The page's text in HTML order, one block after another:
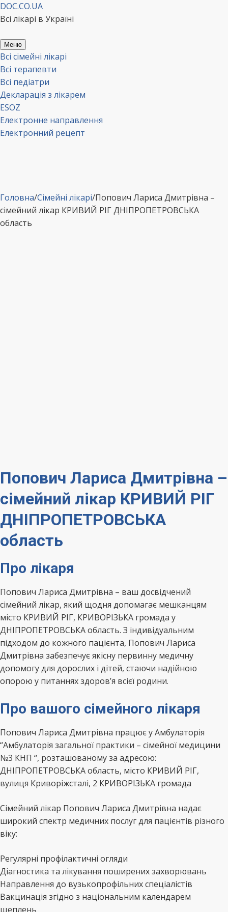
Перейти
до
DOC.CO.UA
Всі лікарі в Україні
Меню
Всі сімейні лікарі
Всі терапевти
Всі педіатри
Декларація з лікарем
ESOZ
Електронне направлення
Електронний рецепт
Головна/Сімейні лікарі/Попович Лариса Дмитрівна –
сімейний лікар КРИВИЙ РІГ ДНІПРОПЕТРОВСЬКА
область
Попович Лариса Дмитрівна –
сімейний лікар КРИВИЙ РІГ
ДНІПРОПЕТРОВСЬКА
область
Про лікаря
Попович Лариса Дмитрівна – ваш досвідчений
сімейний лікар, який щодня допомагає мешканцям
місто КРИВИЙ РІГ, КРИВОРІЗЬКА громада у
ДНІПРОПЕТРОВСЬКА область. З індивідуальним
підходом до кожного пацієнта, Попович Лариса
Дмитрівна забезпечує якісну первинну медичну
допомогу для дорослих і дітей, стаючи надійною
опорою у питаннях здоров’я всієї родини.
Про вашого сімейного лікаря
Попович Лариса Дмитрівна працює у Амбулаторія
“Амбулаторія загальної практики – сімейної медицини
№3 КНП “, розташованому за адресою:
ДНІПРОПЕТРОВСЬКА область, місто КРИВИЙ РІГ,
вулиця Криворіжсталі, 2 КРИВОРІЗЬКА громада
Сімейний лікар Попович Лариса Дмитрівна надає
широкий спектр медичних послуг для пацієнтів різного
віку:
Регулярні профілактичні огляди
Діагностика та лікування поширених захворювань
Направлення до вузькопрофільних спеціалістів
Вакцинація згідно з національним календарем
щеплень